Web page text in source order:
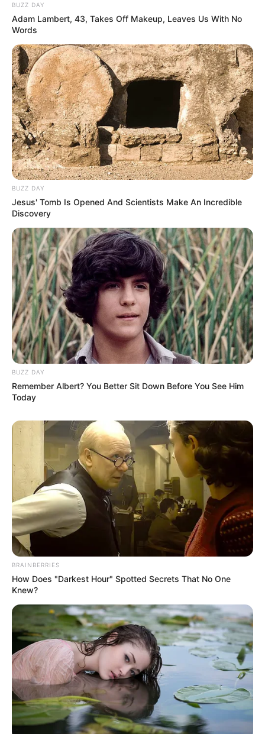
BUZZ DAY
Adam Lambert, 43, Takes Off Makeup, Leaves Us With No
Words
BUZZ DAY
Jesus' Tomb Is Opened And Scientists Make An Incredible
Discovery
BUZZ DAY
Remember Albert? You Better Sit Down Before You See Him
Today
BRAINBERRIES
How Does "Darkest Hour" Spotted Secrets That No One
Knew?